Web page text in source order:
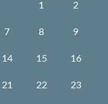
1 2
7 8 9
14 15 16
21 22 23